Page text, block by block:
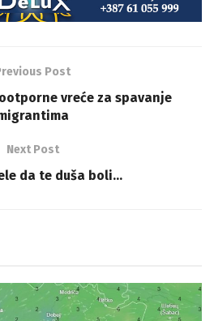
Post
vreće za spavanje
Next Post
da te duša boli…